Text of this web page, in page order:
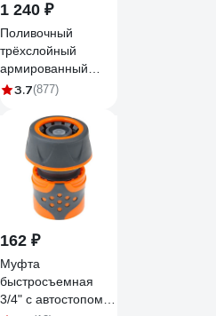
1 240 ₽
Поливочный
трёхслойный
армированный
шланг Вихрь 3/4",
3.7(877)
162 ₽
Муфта
быстросъемная
3/4" с автостопом